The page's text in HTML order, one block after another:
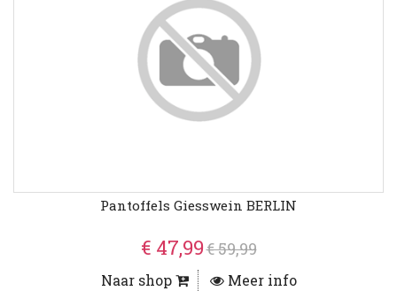
Pantoffels Giesswein BERLIN
€ 47,99€ 59,99
Naar shop Meer info